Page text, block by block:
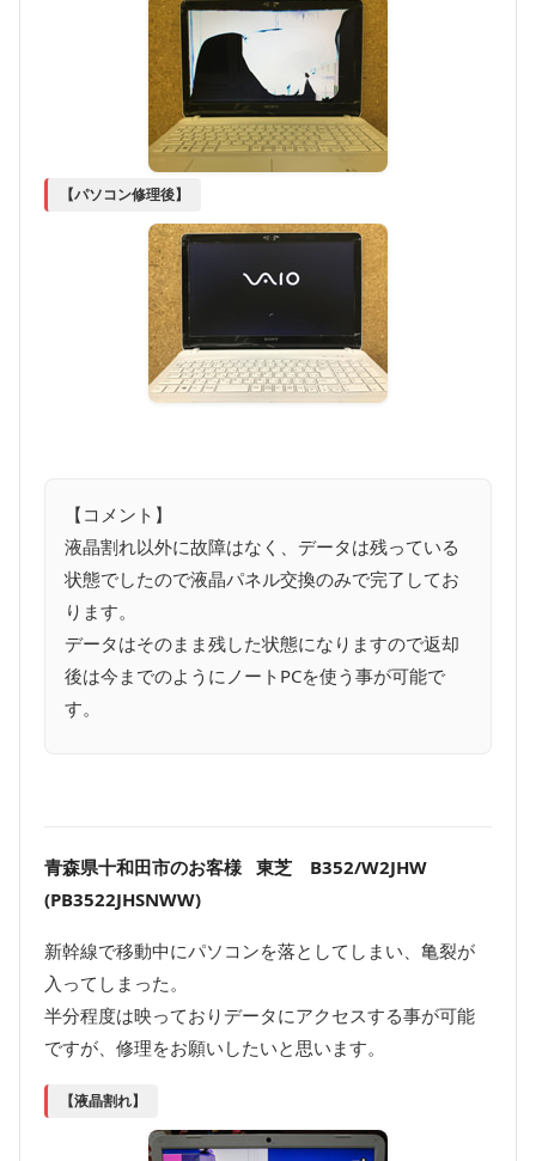
【パソコン修理後】
【コメント】
液晶割れ以外に故障はなく、データは残っている
状態でしたので液晶パネル交換のみで完了してお
ります。
データはそのまま残した状態になりますので返却
後は今までのようにノートPCを使う事が可能で
す。
青森県十和田市のお客様 東芝 B352/W2JHW
(PB3522JHSNWW)
新幹線で移動中にパソコンを落としてしまい、亀裂が
入ってしまった。
半分程度は映っておりデータにアクセスする事が可能
ですが、修理をお願いしたいと思います。
【液晶割れ】